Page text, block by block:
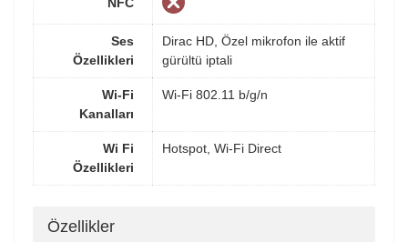
Ses
Özellikleri
Dirac HD, Özel mikrofon ile aktif
gürültü iptali
Wi-Fi
Kanalları
Wi-Fi 802.11 b/g/n
Wi Fi
Özellikleri
Hotspot, Wi-Fi Direct
Özellikler